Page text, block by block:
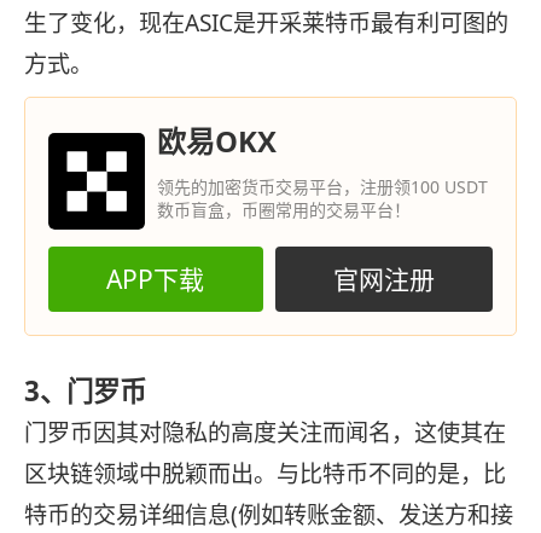
生了变化，现在ASIC是开采莱特币最有利可图的
方式。
欧易OKX
领先的加密货币交易平台，注册领100 USDT
数币盲盒，币圈常用的交易平台！
APP下载 官网注册
3、门罗币
门罗币因其对隐私的高度关注而闻名，这使其在
区块链领域中脱颖而出。与比特币不同的是，比
特币的交易详细信息(例如转账金额、发送方和接